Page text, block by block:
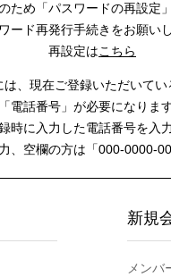
ため「パスワードの再設定
ード再発行手続きをお願いし
再設定はこちら
、 現在ご登録いただいてい
「電話番号」が必要になります
時に入力した電話番号を入力
、空欄の方は 「000-0000-
新規
メンバ